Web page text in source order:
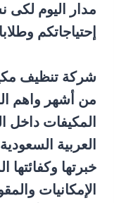
مدار اليوم لكى
إحتياجاتكم
شركة تنظيف
من أشهر واهم
المكيفات داخل
العربية
خبرتها وكفائتها
الإمكانيات